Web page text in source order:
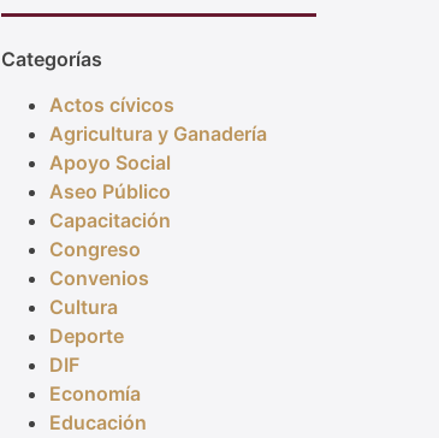
Categorías
Actos cívicos
Agricultura y Ganadería
Apoyo Social
Aseo Público
Capacitación
Congreso
Convenios
Cultura
Deporte
DIF
Economía
Educación